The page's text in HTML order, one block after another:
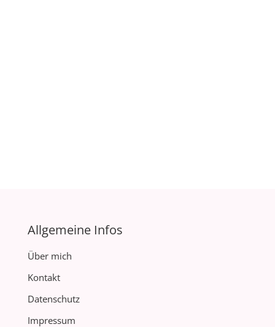
Allgemeine Infos
Über mich
Kontakt
Datenschutz
Impressum